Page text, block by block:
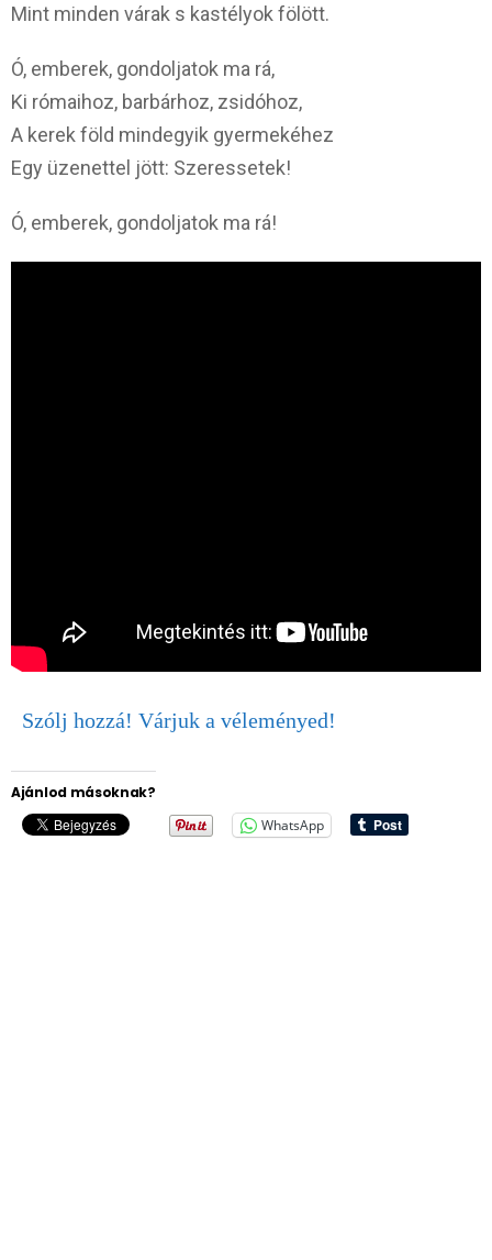
Mint minden várak s kastélyok fölött.
Ó, emberek, gondoljatok ma rá,
Ki rómaihoz, barbárhoz, zsidóhoz,
A kerek föld mindegyik gyermekéhez
Egy üzenettel jött: Szeressetek!
Ó, emberek, gondoljatok ma rá!
Szólj hozzá! Várjuk a véleményed!
Ajánlod másoknak?
WhatsApp